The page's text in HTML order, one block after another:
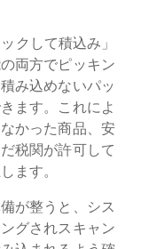
クして積込み」
両方でピッキン
み込めないパッ
ます。これによ
かった商品、安
税関が許可して
ます。
が整うと、シス
グされスキャン